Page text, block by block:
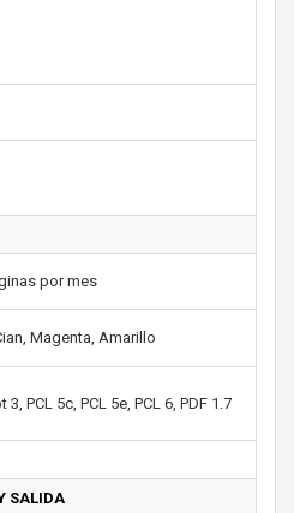
por mes
Magenta, Amarillo
3, PCL 5c, PCL 5e, PCL 6, PDF 1.7
SALIDA